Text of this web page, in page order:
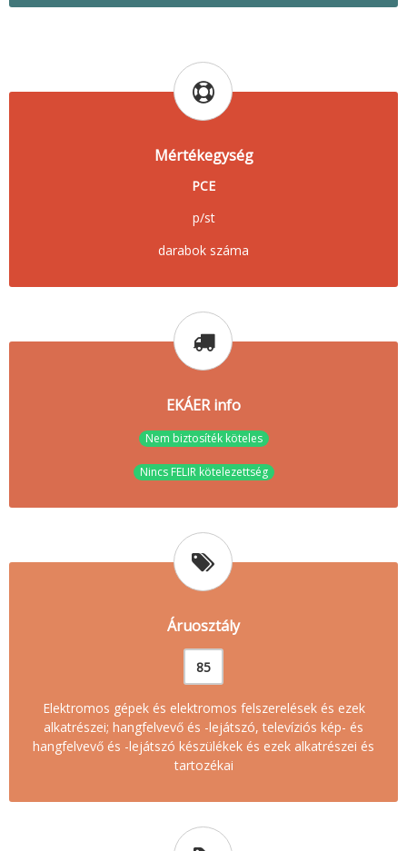
Mértékegység
PCE
p/st
darabok száma
EKÁER info
Nem biztosíték köteles
Nincs FELIR kötelezettség
Áruosztály
85
Elektromos gépek és elektromos felszerelések és ezek
alkatrészei; hangfelvevő és -lejátszó, televíziós kép- és
hangfelvevő és -lejátszó készülékek és ezek alkatrészei és
tartozékai